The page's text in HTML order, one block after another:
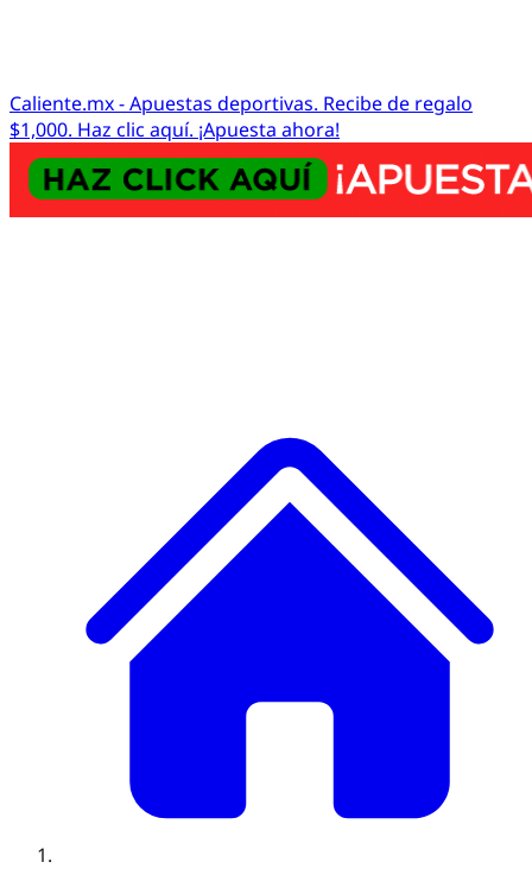
Caliente.mx - Apuestas deportivas. Recibe de regalo
$1,000. Haz clic aquí. ¡Apuesta ahora!